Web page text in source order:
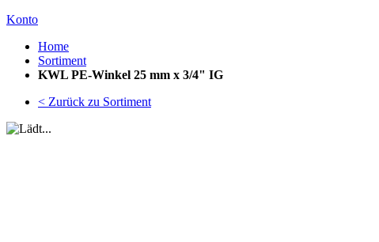
Konto
Home
Sortiment
KWL PE-Winkel 25 mm x 3/4" IG
< Zurück zu Sortiment